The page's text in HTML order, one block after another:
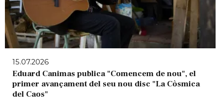
15.07.2026
Eduard Canimas publica "Comencem de nou", el
primer avançament del seu nou disc "La Còsmica
del Caos"